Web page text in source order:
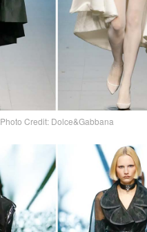
Photo Credit: Dolce&Gabbana